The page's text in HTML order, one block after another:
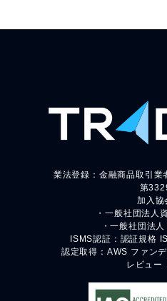
業法登録：金融商品取引業
第
加入協
・一般社団法人
・一般社団法
ISMS認証：認証規格
認定取得：AWS ファン
レビュー